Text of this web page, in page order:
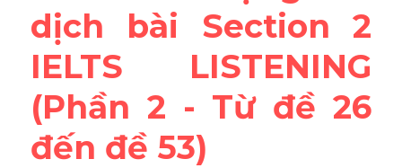
Education
Business
dịch bài Section 2
IELTS LISTENING
(Phần 2 - Từ đề 26
đến đề 53)